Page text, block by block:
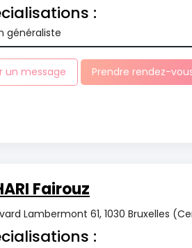
:
généraliste
un message Prendre rendez-
Fairouz
Lambermont 61, 1030 Bruxelles
: